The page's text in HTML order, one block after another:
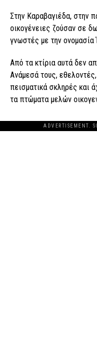
Στην Καραβαγιέδα, στην
οικογένειες ζούσαν σε
γνωστές με την ονομασία
Από τα κτίρια αυτά δεν
Ανάμεσά τους,
πεισματικά σκληρές και
τα πτώματα μελών
ADVERTISEMENT.